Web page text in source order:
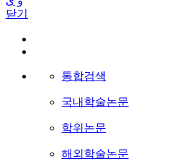
닫기
통합검색
국내학술논문
학위논문
해외학술논문